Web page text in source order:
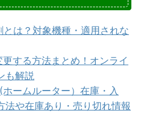
とは？対象機種・適用されな
する方法まとめ！オンライ
も解説
ームルーター）在庫・入
や在庫あり・売り切れ情報